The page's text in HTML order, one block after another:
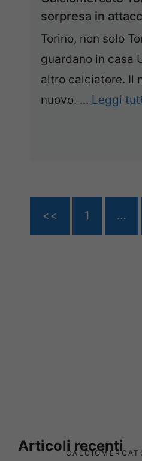
sorpresa in
Torino, non solo
guardano in casa
altro calciatore. Il
nuovo. ... Leggi
<< 1 …
Articoli recenti